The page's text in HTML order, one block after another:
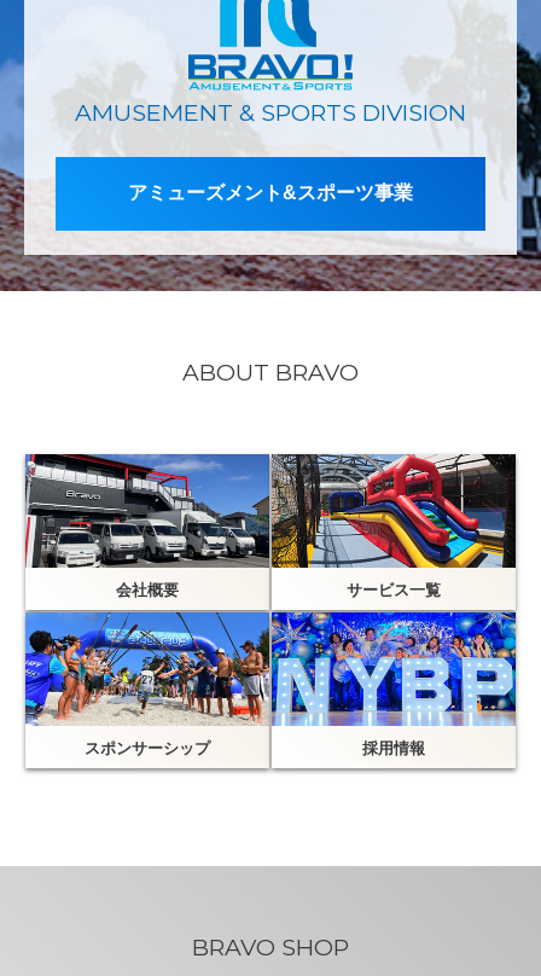
AMUSEMENT & SPORTS DIVISION
アミューズメント&スポーツ事業
ABOUT BRAVO
会社概要 サービス一覧
スポンサーシップ 採用情報
BRAVO SHOP